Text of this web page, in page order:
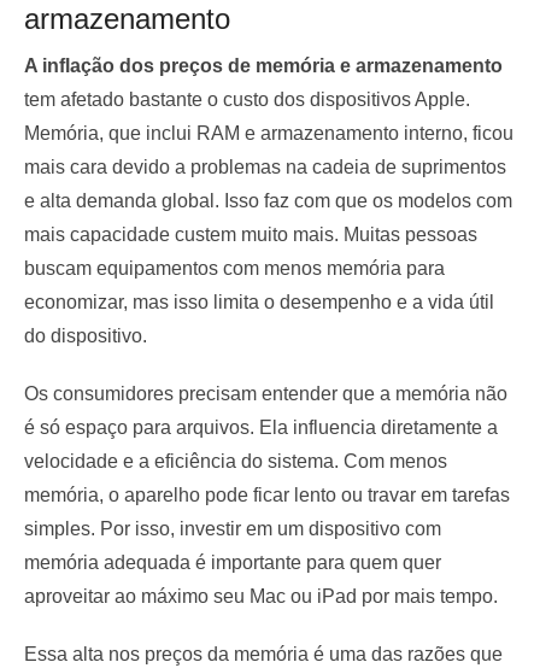
armazenamento
A inflação dos preços de memória e armazenamento
tem afetado bastante o custo dos dispositivos Apple.
Memória, que inclui RAM e armazenamento interno, ficou
mais cara devido a problemas na cadeia de suprimentos
e alta demanda global. Isso faz com que os modelos com
mais capacidade custem muito mais. Muitas pessoas
buscam equipamentos com menos memória para
economizar, mas isso limita o desempenho e a vida útil
do dispositivo.
Os consumidores precisam entender que a memória não
é só espaço para arquivos. Ela influencia diretamente a
velocidade e a eficiência do sistema. Com menos
memória, o aparelho pode ficar lento ou travar em tarefas
simples. Por isso, investir em um dispositivo com
memória adequada é importante para quem quer
aproveitar ao máximo seu Mac ou iPad por mais tempo.
Essa alta nos preços da memória é uma das razões que